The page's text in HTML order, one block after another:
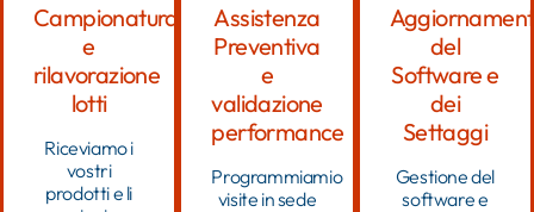
Campionatura
e
rilavorazione
lotti
Riceviamo i
vostri
prodotti e li
Assistenza
Preventiva
e
validazione
performance
Programmiamio
visite in sede
del
Software e
dei
Settaggi
Gestione del
software e